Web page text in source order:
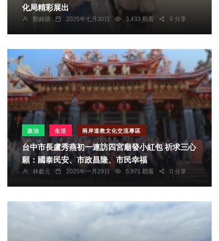
化局精彩展出
鄭銘德 2025年七月30日 3,433 觀看 0 分享
政治 生活 兩岸道教文化交流專區
台中市長盧秀燕初一連訪四宮廟發小紅包 祈求三心
願：國泰民安、市政昌隆、市民幸福
林獻元 2025年一月29日 5,971 觀看 0 分享